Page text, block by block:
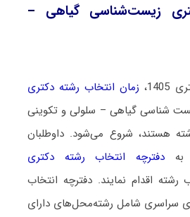
زیست‌شناسی گیاهی –
زمان انتخاب رشته دکتری
‌شناسی گیاهی – سلولی و تکوینی
هستند، شروع می‌شود. داوطلبان
به دفترچه انتخاب رشته دکتری
اقدام نمایند. دفترچه انتخاب
سراسری شامل رشته‌محل‌های دارای